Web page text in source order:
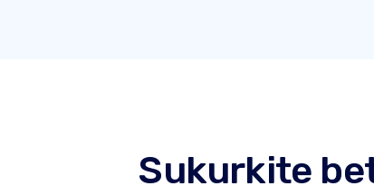
Sukurkite